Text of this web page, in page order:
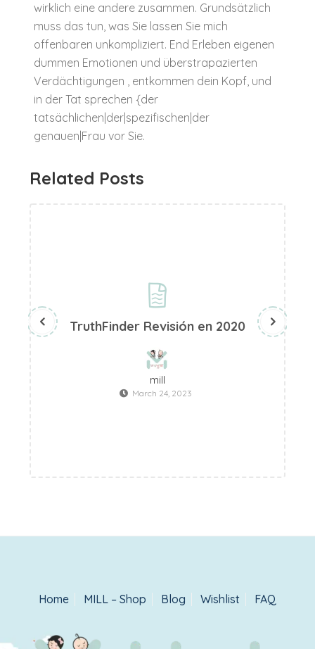
wirklich eine andere zusammen. Grundsätzlich
muss das tun, was Sie lassen Sie mich
offenbaren unkompliziert. End Erleben eigenen
dummen Emotionen und überstrapazierten
Verdächtigungen , entkommen dein Kopf, und
in der Tat sprechen {der
tatsächlichen|der|spezifischen|der
genauen|Frau vor Sie.
Related Posts
TruthFinder Revisión en 2020
mill
March 24, 2023
Home MILL – Shop Blog Wishlist FAQ